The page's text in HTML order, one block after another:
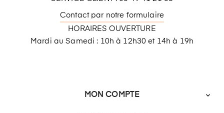
Contact par notre formulaire
HORAIRES OUVERTURE
Mardi au Samedi : 10h à 12h30 et 14h à 19h
MON COMPTE 